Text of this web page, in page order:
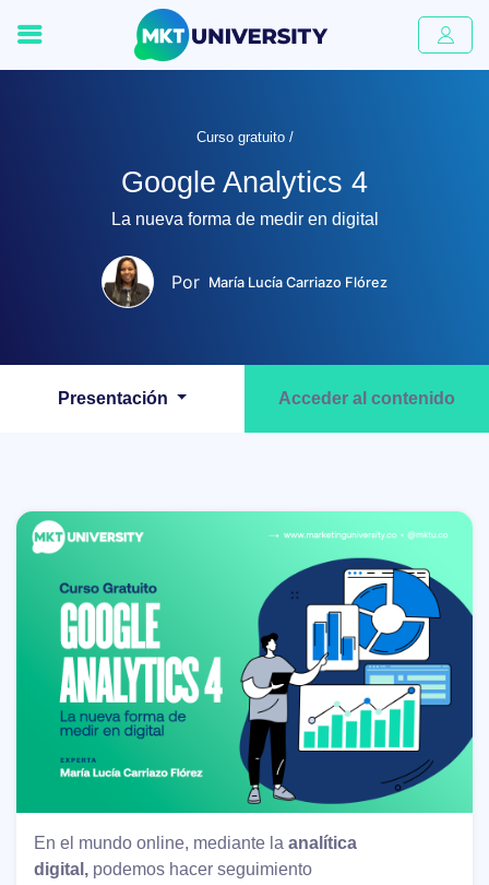
Curso gratuito /
Google Analytics 4
La nueva forma de medir en digital
Por María Lucía Carriazo Flórez
Presentación Acceder al contenido
En el mundo online, mediante la analítica
digital, podemos hacer seguimiento